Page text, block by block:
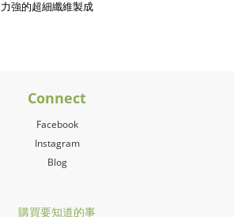
強的超細纖維製成
Connect
Facebook
Instagram
Blog
購買要知道的事